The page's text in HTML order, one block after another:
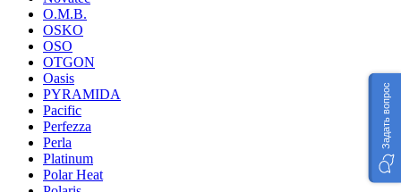
O.M.B.
OSKO
OSO
OTGON
Oasis
PYRAMIDA
Pacific
Perfezza
Perla
Platinum
Polar Heat
Задать вопрос